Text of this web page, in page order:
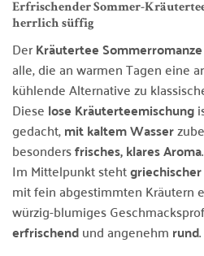
Erfrischender Sommer-
herrlich süffig
DerKräutertee Sommerromanze
alle, die an warmen Tagen eine
kühlende Alternative zu
Diese lose Kräuterteemischung
gedacht,mit kaltem Wasser
besondersfrisches, klares Aroma.
Im Mittelpunkt steht
mit fein abgestimmten Kräutern
würzig-blumiges
erfrischendund angenehm rund.